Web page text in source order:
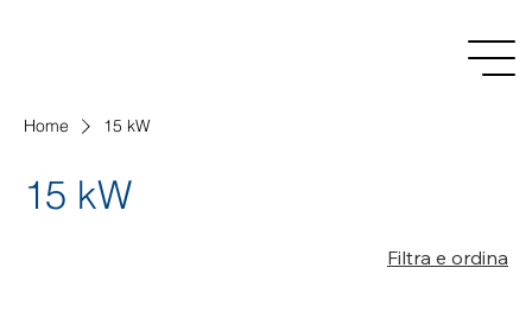
Home 15 kW
15 kW
Filtra e ordina